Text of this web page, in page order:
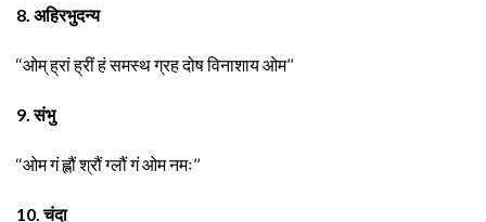
8. अहिरभुदन्य
‘‘ओम् ह्रां ह्रीं हं समस्थ ग्रह दोष विनाशाय ओम’’
9. संभु
‘‘ओम गं ह्लौं श्रौं ग्लौं गं ओम नमः’’
10. चंदा